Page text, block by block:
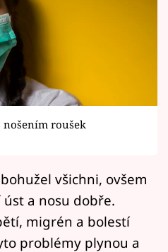
Vary
nošením roušek
všichni, ovšem
a nosu dobře.
migrén a bolestí
problémy plynou a